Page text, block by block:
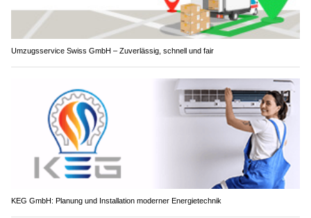
Umzugsservice Swiss GmbH – Zuverlässig, schnell und fair
KEG GmbH: Planung und Installation moderner Energietechnik